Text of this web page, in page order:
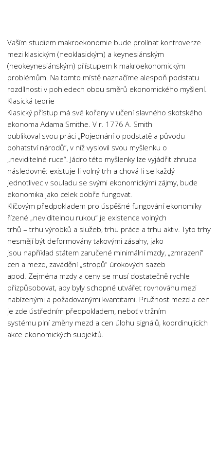
Ekonomie
Fyzika
Informatika
Jazyky
Management
Marketing
Němčina
Občanská nauka
Pedagogika
Právo
Psychologie a Sociologie
Společenské vědy
Technika
Účetnictví
Zdravotnictví
Zeměpis
Novinky
Vaším studiem makroekonomie bude prolínat kontroverze
mezi klasickým (neoklasickým) a keynesiánským
(neokeynesiánským) přístupem k makroekonomickým
problémům. Na tomto místě naznačíme alespoň podstatu
rozdílnosti v pohledech obou směrů ekonomického myšlení.
Klasická teorie
Klasický přístup má své kořeny v učení slavného skotského
ekonoma Adama Smithe. V r. 1776 A. Smith
publikoval svou práci „Pojednání o podstatě a původu
bohatství národů“, v níž vyslovil svou myšlenku o
„neviditelné ruce“. Jádro této myšlenky lze vyjádřit zhruba
následovně: existuje-li volný trh a chová-li se každý
jednotlivec v souladu se svými ekonomickými zájmy, bude
ekonomika jako celek dobře fungovat.
Klíčovým předpokladem pro úspěšné fungování ekonomiky
řízené „neviditelnou rukou“ je existence volných
trhů – trhu výrobků a služeb, trhu práce a trhu aktiv. Tyto trhy
nesmějí být deformovány takovými zásahy, jako
jsou například státem zaručené minimální mzdy, „zmrazení“
cen a mezd, zavádění „stropů“ úrokových sazeb
apod. Zejména mzdy a ceny se musí dostatečně rychle
přizpůsobovat, aby byly schopné utvářet rovnováhu mezi
nabízenými a požadovanými kvantitami. Pružnost mezd a cen
je zde ústředním předpokladem, neboť v tržním
systému plní změny mezd a cen úlohu signálů, koordinujících
akce ekonomických subjektů.